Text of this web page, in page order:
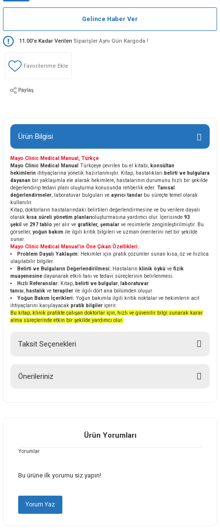
Gelince Haber Ver
11.00'e Kadar Verilen Siparişler Aynı Gün Kargoda !
Paylaş
Ürün Bilgisi
Mayo Clinic Medical Manual, Türkçe
Mayo Clinic Medical Manual Türkçeye çevrilen bu el kitabı, konsültan
hekimlerin ihtiyaçlarına yönelik hazırlanmıştır. Kitap, hastalıkları belirti ve bulgulara
dayanan bir yaklaşımla ele alarak hekimlere, hastalarının durumunu hızlı bir şekilde
değerlendirip tedavi planı oluşturma konusunda rehberlik eder. Tanısal
değerlendirmeler, laboratuvar bulguları ve ayırıcı tanılar bu süreçte temel olarak
kullanılır.
Kitap, doktorların hastalarındaki belirtileri değerlendirmesine ve bu verilere dayalı
olarak kısa süreli yönetim planlarıoluşturmasına yardımcı olur. İçerisinde 93
şekil ve 297 tablo yer alır ve grafikler, şemalar ve resimlerle zenginleştirilmiştir. Bu
görseller, yoğun bakım ile ilgili kritik bilgileri ve uzman önerilerini net bir şekilde
sunar.
Mayo Clinic Medical Manual’in Öne Çıkan Özellikleri:
Problem Dayalı Yaklaşım: Hekimler için pratik çözümler sunan kısa, öz ve hızlıca
ulaşılabilir bilgiler.
Belirti ve Bulguların Değerlendirilmesi: Hastaların klinik öykü vefizik
muayenesine dayanarak etkili tanı ve tedavi süreçlerinin belirlenmesi.
Hızlı Referanslar: Kitap, belirti ve bulgular, laboratuvar
tanısı, hastalık ve terapiler ile ilgili dört ana bölümden oluşur.
Yoğun Bakım İçerikleri: Yoğun bakımla ilgili kritik noktalar ve hekimlerin acil
ihtiyaçlarını karşılayacak pratik bilgiler içerir.
Bu kitap, klinik pratikte çalışan doktorlar için, hızlı ve güvenilir bilgi sunarak karar
alma süreçlerinde etkin bir şekilde yardımcı olur.
Taksit Seçenekleri
Önerileriniz
Ürün resmi kalitesiz, bozuk veya görüntülenemiyor.
Ürün bilgilerinde hatalar bulunuyor.
Bu ürüne benzer farklı alternatifler olmalı.
Ürün Yorumları
Yorumlar
Bu ürüne ilk yorumu siz yapın!
Yorum Yaz